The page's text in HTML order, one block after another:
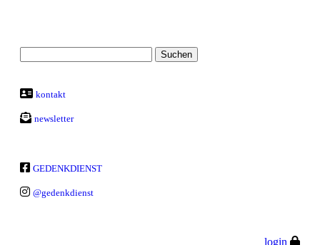
kontakt
newsletter
GEDENKDIENST
@gedenkdienst
login